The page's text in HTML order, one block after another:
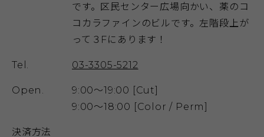
です。区民センター広場向かい、薬のコ
コカラファインのビルです。左階段上が
って３Fにあります！
Tel. 03-3305-5212
Open.
9:00～19:00 [Cut]
9:00～18:00 [Color / Perm]
決済方法